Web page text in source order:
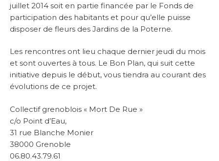
juillet 2014 soit en partie financée par le Fonds de
participation des habitants et pour qu’elle puisse
disposer de fleurs des Jardins de la Poterne.
Les rencontres ont lieu chaque dernier jeudi du mois
et sont ouvertes à tous. Le Bon Plan, qui suit cette
initiative depuis le début, vous tiendra au courant des
évolutions de ce projet.
Collectif grenoblois « Mort De Rue »
c/o Point d’Eau,
31 rue Blanche Monier
38000 Grenoble
06.80.43.79.61